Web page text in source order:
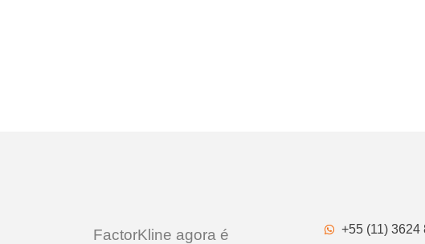
FactorKline agora é +55 (11) 3624